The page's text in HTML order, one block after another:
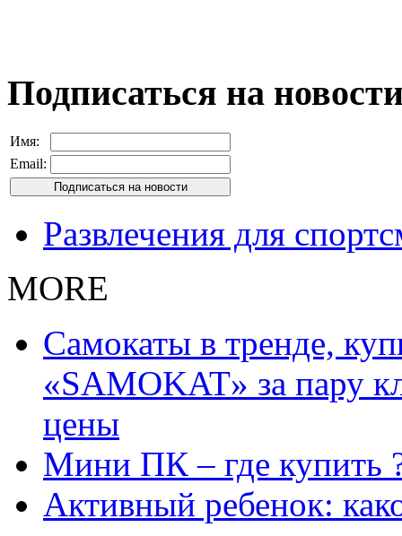
Подписаться на
Имя:
Email:
Развлечения для
MORE
Самокаты в тренде,
«SAMOKAT» за пару
цены
Мини ПК – где купить
Активный ребенок: